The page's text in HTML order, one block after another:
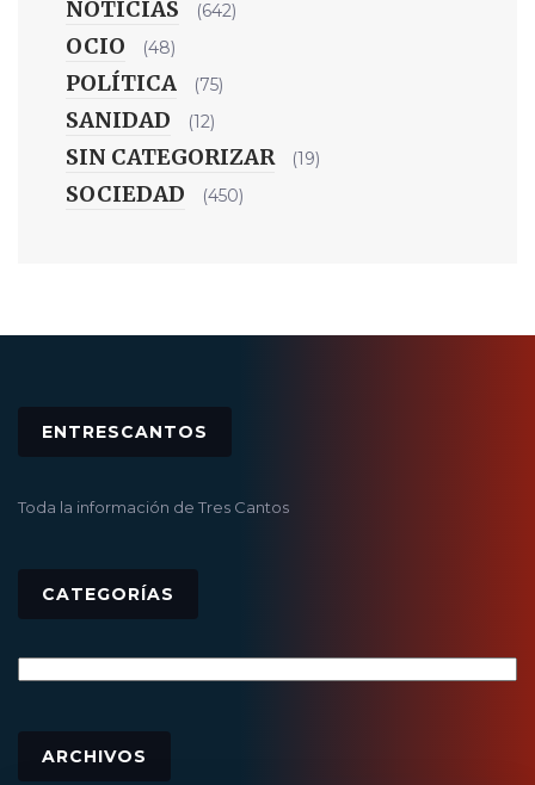
NOTICIAS (642)
OCIO (48)
POLÍTICA (75)
SANIDAD (12)
SIN CATEGORIZAR (19)
SOCIEDAD (450)
ENTRESCANTOS
Toda la información de Tres Cantos
CATEGORÍAS
ARCHIVOS